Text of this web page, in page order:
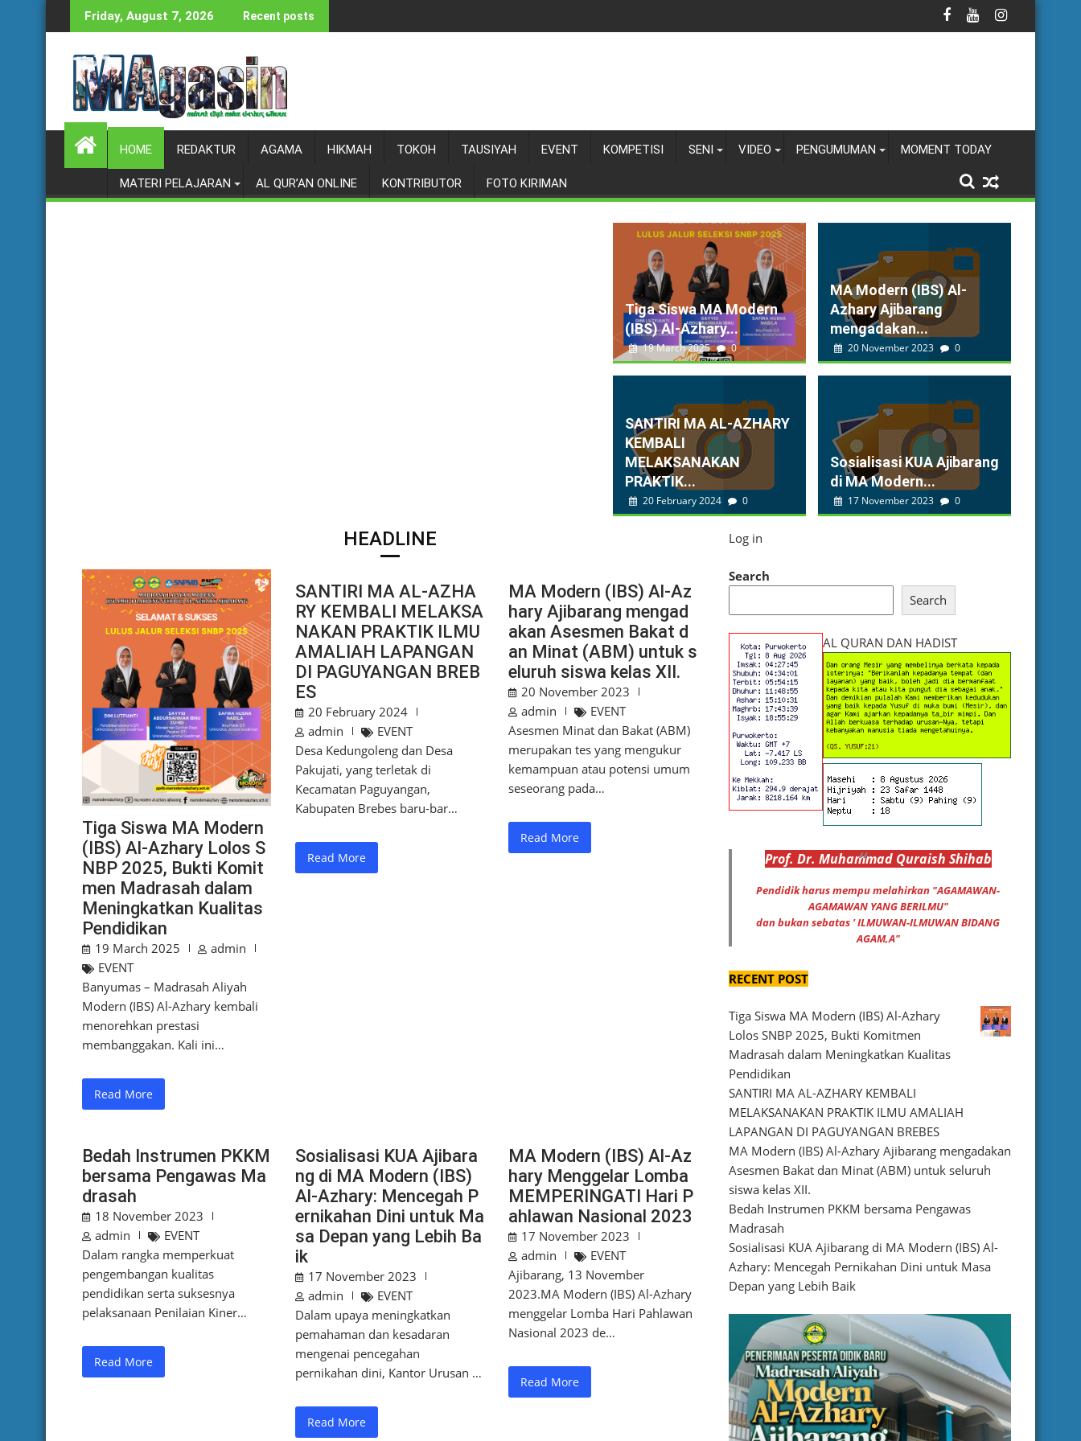
to
Friday, August 7, 2026 Recent posts
HOME REDAKTUR AGAMA HIKMAH TOKOH TAUSIYAH EVENT KOMPETISI SENI VIDEO PENGUMUMAN MOMENT TODAY
MATERI PELAJARAN AL QUR’AN ONLINE KONTRIBUTOR FOTO KIRIMAN
Tiga Siswa MA Modern
(IBS) Al-Azhary...
19 March 2025 0
SANTIRI MA AL-AZHARY
KEMBALI
MELAKSANAKAN
PRAKTIK...
20 February 2024 0
MA Modern (IBS) Al-
Azhary Ajibarang
mengadakan...
20 November 2023 0
Sosialisasi KUA Ajibarang
di MA Modern...
17 November 2023 0
HEADLINE
Tiga Siswa MA Modern
(IBS) Al-Azhary Lolos S
NBP 2025, Bukti Komit
men Madrasah dalam
Meningkatkan Kualitas
Pendidikan
19 March 2025
admin
EVENT
Banyumas – Madrasah Aliyah
Modern (IBS) Al-Azhary kembali
menorehkan prestasi
membanggakan. Kali ini…
Read More
SANTIRI MA AL-AZHA
RY KEMBALI MELAKSA
NAKAN PRAKTIK ILMU
AMALIAH LAPANGAN
DI PAGUYANGAN BREB
ES
20 February 2024
admin
EVENT
Desa Kedungoleng dan Desa
Pakujati, yang terletak di
Kecamatan Paguyangan,
Kabupaten Brebes baru-bar…
Read More
MA Modern (IBS) Al-Az
hary Ajibarang mengad
akan Asesmen Bakat d
an Minat (ABM) untuk s
eluruh siswa kelas XII.
20 November 2023
admin
EVENT
Asesmen Minat dan Bakat (ABM)
merupakan tes yang mengukur
kemampuan atau potensi umum
seseorang pada…
Read More
Bedah Instrumen PKKM
bersama Pengawas Ma
drasah
18 November 2023
admin
EVENT
Dalam rangka memperkuat
pengembangan kualitas
pendidikan serta suksesnya
pelaksanaan Penilaian Kiner…
Read More
Sosialisasi KUA Ajibara
ng di MA Modern (IBS)
Al-Azhary: Mencegah P
ernikahan Dini untuk Ma
sa Depan yang Lebih Ba
ik
17 November 2023
admin
EVENT
Dalam upaya meningkatkan
pemahaman dan kesadaran
mengenai pencegahan
pernikahan dini, Kantor Urusan …
Read More
MA Modern (IBS) Al-Az
hary Menggelar Lomba
MEMPERINGATI Hari P
ahlawan Nasional 2023
17 November 2023
admin
EVENT
Ajibarang, 13 November
2023.MA Modern (IBS) Al-Azhary
menggelar Lomba Hari Pahlawan
Nasional 2023 de…
Read More
Log in
Search
Search
AL QURAN DAN HADIST
Prof. Dr. Muhammad Quraish Shihab
Pendidik harus mempu melahirkan "AGAMAWAN-
AGAMAWAN YANG BERILMU"
dan bukan sebatas ' ILMUWAN-ILMUWAN BIDANG
AGAM,A"
RECENT POST
Tiga Siswa MA Modern (IBS) Al-Azhary
Lolos SNBP 2025, Bukti Komitmen
Madrasah dalam Meningkatkan Kualitas
Pendidikan
SANTIRI MA AL-AZHARY KEMBALI
MELAKSANAKAN PRAKTIK ILMU AMALIAH
LAPANGAN DI PAGUYANGAN BREBES
MA Modern (IBS) Al-Azhary Ajibarang mengadakan
Asesmen Bakat dan Minat (ABM) untuk seluruh
siswa kelas XII.
Bedah Instrumen PKKM bersama Pengawas
Madrasah
Sosialisasi KUA Ajibarang di MA Modern (IBS) Al-
Azhary: Mencegah Pernikahan Dini untuk Masa
Depan yang Lebih Baik